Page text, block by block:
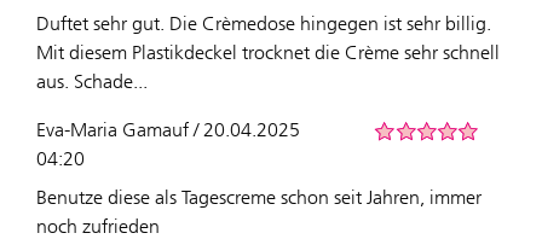
Duftet sehr gut. Die Crèmedose hingegen ist sehr billig.
Mit diesem Plastikdeckel trocknet die Crème sehr schnell
aus. Schade...
Eva-Maria Gamauf / 20.04.2025
04:20
Benutze diese als Tagescreme schon seit Jahren, immer
noch zufrieden